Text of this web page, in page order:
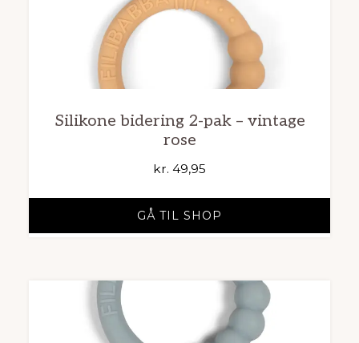
Silikone bidering 2-pak – vintage
rose
kr. 49,95
GÅ TIL SHOP